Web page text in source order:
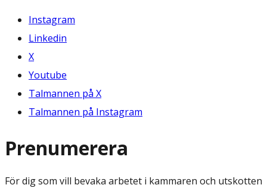
Instagram
Linkedin
X
Youtube
Talmannen på X
Talmannen på Instagram
Prenumerera
För dig som vill bevaka arbetet i kammaren och utskotten